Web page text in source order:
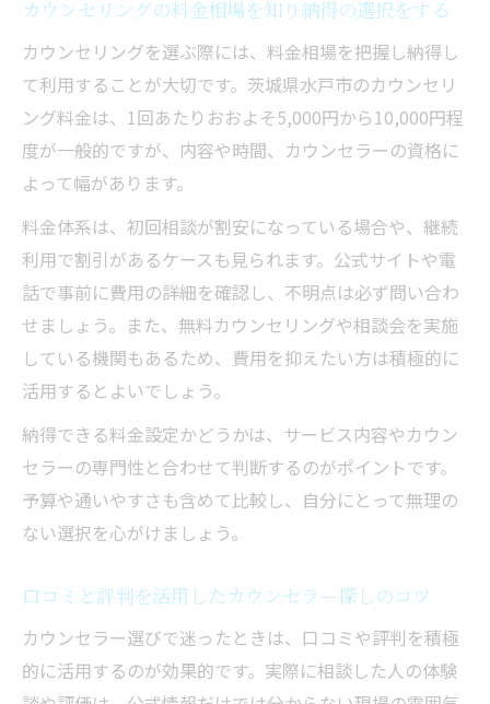
茨城県水戸市の精神ケア体制と特徴を知ろ
う
アクセスしやすいカウンセリングの利便性
地域密着型カウンセリングのサポート内容
カウンセリングの料金相場を知り納得の選択をする
カウンセリングを選ぶ際には、料金相場を把握し納得し
て利用することが大切です。茨城県水戸市のカウンセリ
ング料金は、1回あたりおおよそ5,000円から10,000円程
度が一般的ですが、内容や時間、カウンセラーの資格に
よって幅があります。
料金体系は、初回相談が割安になっている場合や、継続
利用で割引があるケースも見られます。公式サイトや電
話で事前に費用の詳細を確認し、不明点は必ず問い合わ
せましょう。また、無料カウンセリングや相談会を実施
している機関もあるため、費用を抑えたい方は積極的に
活用するとよいでしょう。
納得できる料金設定かどうかは、サービス内容やカウン
セラーの専門性と合わせて判断するのがポイントです。
予算や通いやすさも含めて比較し、自分にとって無理の
ない選択を心がけましょう。
口コミと評判を活用したカウンセラー探しのコツ
カウンセラー選びで迷ったときは、口コミや評判を積極
的に活用するのが効果的です。実際に相談した人の体験